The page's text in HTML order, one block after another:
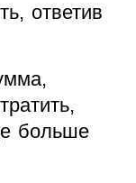
ответив
больше